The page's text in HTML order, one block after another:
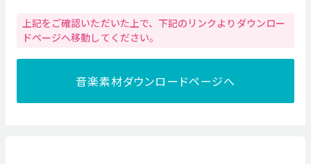
上記をご確認いただいた上で、下記のリンクよりダウンロー
ドページへ移動してください。
音楽素材ダウンロードページへ